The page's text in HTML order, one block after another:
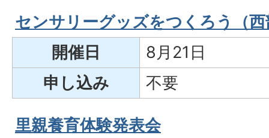
センサリーグッズをつくろう（
開催日
8月21日
申し込み
不要
里親養育体験発表会